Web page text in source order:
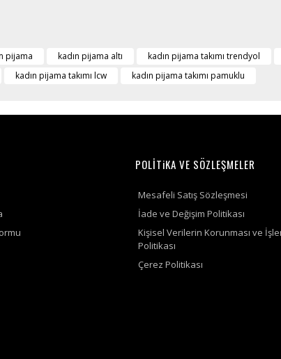
pijama kadın pijama altı kadın pijama takımı trendyol
kadın pijama takımı lcw kadın pijama takımı pamuklu
POLİTiKA VE SÖZLEŞMELER
Mesafeli Satış Sözleşmesi
İade ve Değişim Politikası
Kişisel Verilerin Korunması ve
Politikası
Çerez Politikası